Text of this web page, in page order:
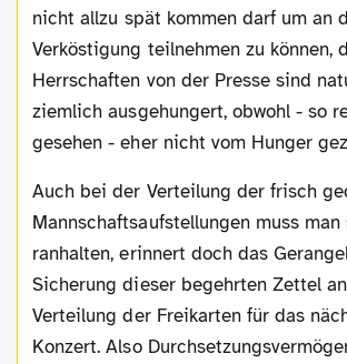
nicht allzu spät kommen darf um an
Verköstigung teilnehmen zu können,
Herrschaften von der Presse sind
ziemlich ausgehungert, obwohl - so
gesehen - eher nicht vom Hunger
Auch bei der Verteilung der frisch gedruckten
Mannschaftsaufstellungen muss
ranhalten, erinnert doch das
Sicherung dieser begehrten Zettel
Verteilung der Freikarten für das
Konzert. Also